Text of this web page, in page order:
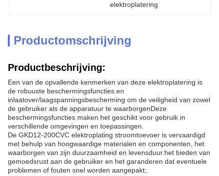
elektroplatering
Productomschrijving
Productbeschrijving:
Een van de opvallende kenmerken van deze elektroplatering is
de robuuste beschermingsfuncties.en
inlaatover/laagspanningsbescherming om de veiligheid van zowel
de gebruiker als de apparatuur te waarborgenDeze
beschermingsfuncties maken het geschikt voor gebruik in
verschillende omgevingen en toepassingen.
De GKD12-200CVC elektroplating stroomtoevoer is vervaardigd
met behulp van hoogwaardige materialen en componenten, het
waarborgen van zijn duurzaamheid en levensduur.het bieden van
gemoedsrust aan de gebruiker en het garanderen dat eventuele
problemen of fouten snel worden aangepakt;.